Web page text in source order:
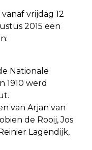
vrijdag 12
2015 een
Nationale
1910 werd
van Arjan van
de Rooij, Jos
Lagendijk,